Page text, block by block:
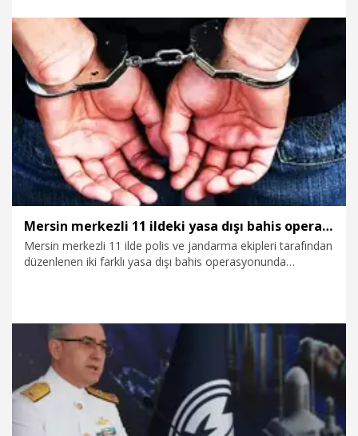
31.07.2026 Gündem
Mersin merkezli 11 ildeki yasa dışı bahis operasyonunda 52 tutuklama
Mersin merkezli 11 ilde polis ve jandarma ekipleri tarafından
düzenlenen iki farklı yasa dışı bahis operasyonunda
31.07.2026 Gündem